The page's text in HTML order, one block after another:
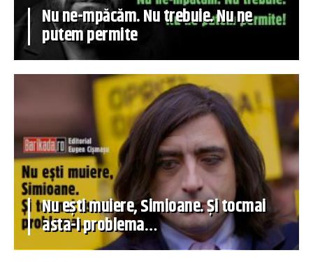
Nu ne-mpăcăm. Nu trebuie. Nu ne
putem permite
Nu ești muiere, Simioane. Și tocmai
asta-i problema…